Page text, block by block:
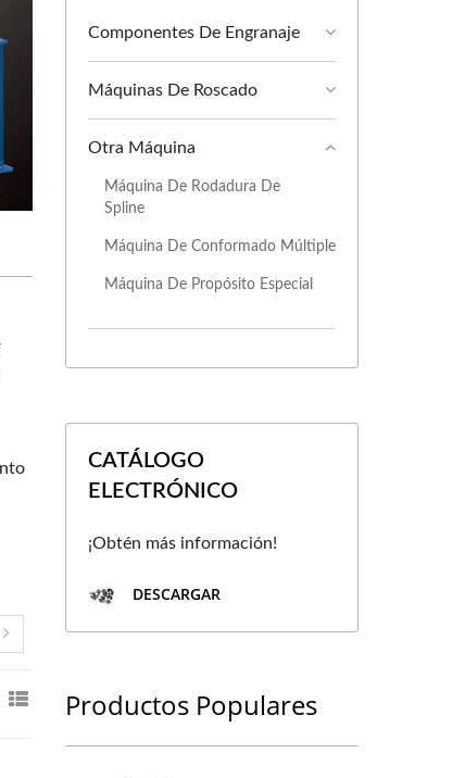
Componentes De Engranaje
Máquinas De Roscado
Otra Máquina
Máquina De Rodadura De
Spline
Máquina De Conformado Múltiple
Máquina De Propósito Especial
CATÁLOGO
ELECTRÓNICO
¡Obtén más información!
DESCARGAR
Productos Populares